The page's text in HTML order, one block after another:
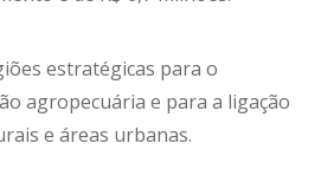
estratégicas para o
agropecuária e para a ligação
e áreas urbanas.